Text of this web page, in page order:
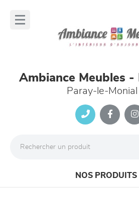
Ambiance Meubles
Paray-le-Monial
NOS PRODUITS